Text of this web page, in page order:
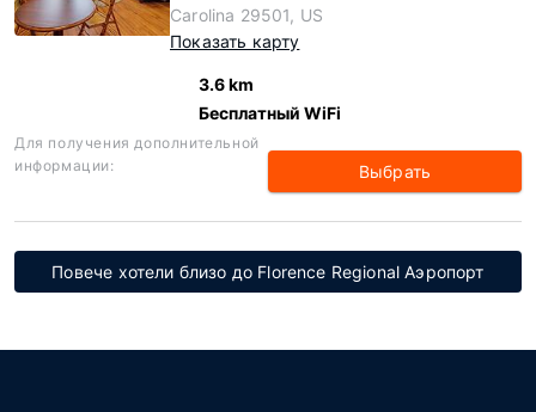
Carolina 29501, US
Показать карту
3.6 km
Бесплатный WiFi
Для получения дополнительной
информации:
Выбрать
Повече хотели близо до Florence Regional Аэропорт